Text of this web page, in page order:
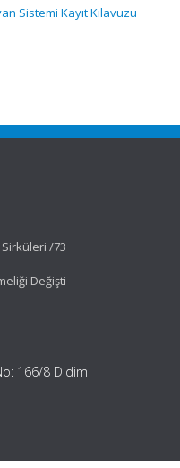
Sistemi Kayıt Kılavuzu
Sirküleri /73
Değişti
166/8 Didim